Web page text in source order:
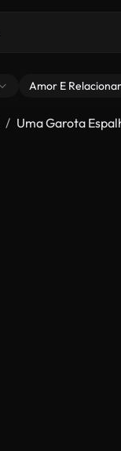
Amor E
Uma Garota